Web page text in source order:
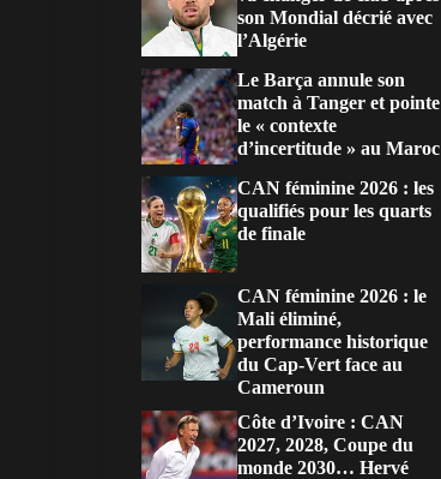
son Mondial décrié avec
l’Algérie
Le Barça annule son
match à Tanger et pointe
le « contexte
d’incertitude » au Maroc
CAN féminine 2026 : les
qualifiés pour les quarts
de finale
CAN féminine 2026 : le
Mali éliminé,
performance historique
du Cap-Vert face au
Cameroun
Côte d’Ivoire : CAN
2027, 2028, Coupe du
monde 2030… Hervé